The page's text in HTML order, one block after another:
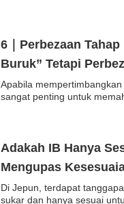
6｜Perbezaan
Buruk” Tetapi
Apabila
sangat penting untuk
Adakah IB Hanya
Mengupas
Di Jepun, terdapat
sukar dan hanya sesuai